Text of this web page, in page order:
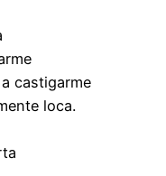
castigarme
loca.